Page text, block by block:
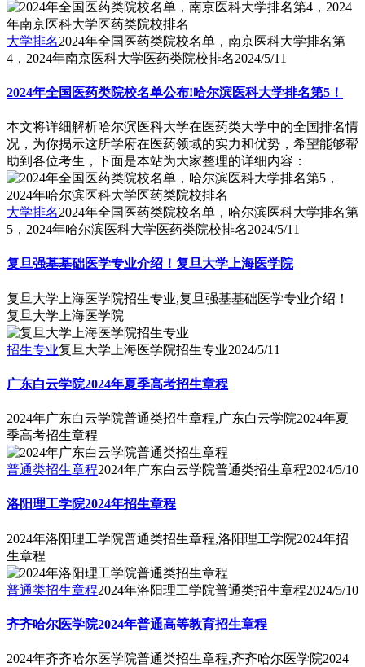
大学排名2024年全国医药类院校名单，南京医科大学排名第
4，2024年南京医科大学医药类院校排名2024/5/11
2024年全国医药类院校名单公布!哈尔滨医科大学排名第5！
本文将详细解析哈尔滨医科大学在医药类大学中的全国排名情
况，为你揭示这所学府在医药领域的实力和优势，希望能够帮
助到各位考生，下面是本站为大家整理的详细内容：
大学排名2024年全国医药类院校名单，哈尔滨医科大学排名第
5，2024年哈尔滨医科大学医药类院校排名2024/5/11
复旦强基基础医学专业介绍！复旦大学上海医学院
复旦大学上海医学院招生专业,复旦强基基础医学专业介绍！
复旦大学上海医学院
招生专业复旦大学上海医学院招生专业2024/5/11
广东白云学院2024年夏季高考招生章程
2024年广东白云学院普通类招生章程,广东白云学院2024年夏
季高考招生章程
普通类招生章程2024年广东白云学院普通类招生章程2024/5/10
洛阳理工学院2024年招生章程
2024年洛阳理工学院普通类招生章程,洛阳理工学院2024年招
生章程
普通类招生章程2024年洛阳理工学院普通类招生章程2024/5/10
齐齐哈尔医学院2024年普通高等教育招生章程
2024年齐齐哈尔医学院普通类招生章程,齐齐哈尔医学院2024